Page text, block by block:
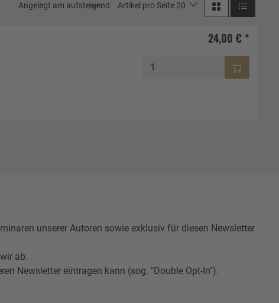
Angelegt am aufsteigend Artikel pro Seite 20
24,00 € *
unserer Autoren sowie exklusiv für diesen Newsletter
ab.
Newsletter eintragen kann (sog. "Double Opt-In").